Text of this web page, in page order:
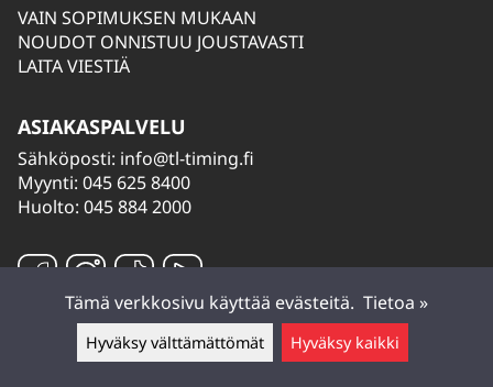
Jätä viesti ▲
VAIN SOPIMUKSEN MUKAAN
NOUDOT ONNISTUU JOUSTAVASTI
LAITA VIESTIÄ
ASIAKASPALVELU
Sähköposti: info@tl-timing.fi
Myynti: 045 625 8400
Huolto: 045 884 2000
Tämä verkkosivu käyttää evästeitä. Tietoa »
Hyväksy välttämättömät Hyväksy kaikki